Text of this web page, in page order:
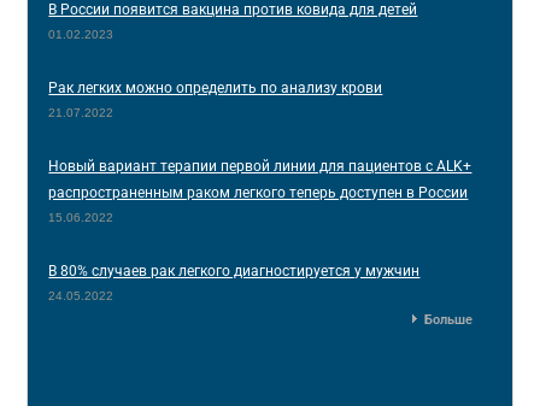
В России появится вакцина против ковида для детей
01.02.2023
Рак легких можно определить по анализу крови
21.07.2022
Новый вариант терапии первой линии для пациентов с ALK+
распространенным раком легкого теперь доступен в России
15.06.2022
В 80% случаев рак легкого диагностируется у мужчин
24.05.2022
Больше